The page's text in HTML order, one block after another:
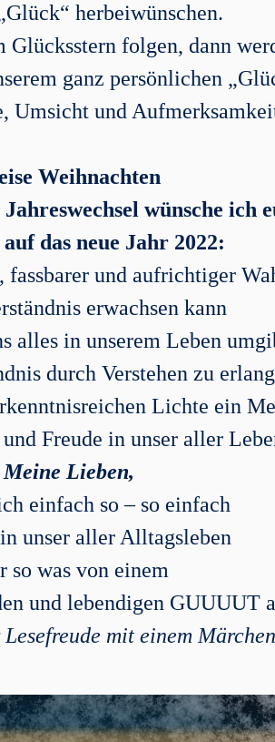
herbeiwünschen.
Glücksstern folgen, dann
ganz persönlichen
Umsicht und
Weihnachten
wünsche ich
das neue Jahr 2022:
und aufrichtiger
erwachsen kann
alles in unserem Leben
durch Verstehen zu
Lichte ein
Freude in unser aller
Meine Lieben,
einfach so – so einfach
unser aller Alltagsleben
so was von einem
und lebendigen GUUUUT
mit einem